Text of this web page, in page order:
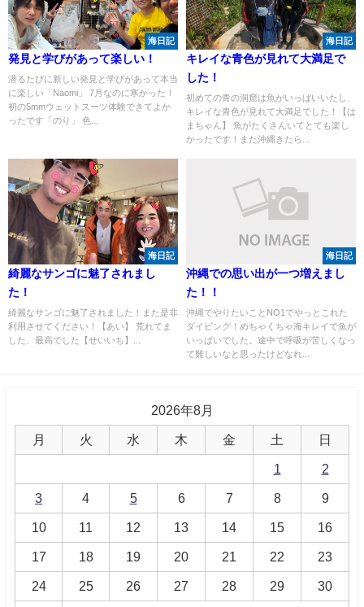
海日記
発見と学びがあって楽しい！
潜るたびに新しい発見と学びがあって本当
に楽しい「Naomi」 7月なのに寒かった！
初の5mmウェットスーツ体験できてよか
ったです「のり」 色...
海日記
キレイな青色が見れて大満足で
した！
初めての青の洞窟は魚がいっぱいいたし、
キレイな青色が見れて大満足でした！【は
まちゃん】 魚がたくさんいてとても楽し
かったです！また沖縄きたら...
海日記
綺麗なサンゴに魅了されまし
た！
綺麗なサンゴに魅了されました！また是非
利用させてください！【あい】 荒れてま
した、最高でした【せいいち】...
海日記
沖縄での思い出が一つ増えまし
た！！
沖縄でやりたいことNO1でやっとこれた
ダイビング！めちゃくちゃ海キレイで魚が
いっぱいでした。途中で呼吸が苦しくなっ
て難しいなと思ったけどなれ...
2026年8月
月 火 水 木 金 土 日
1 2
3 4 5 6 7 8 9
10 11 12 13 14 15 16
17 18 19 20 21 22 23
24 25 26 27 28 29 30